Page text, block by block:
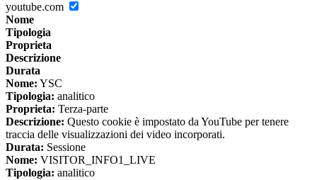
youtube.com
Nome
Tipologia
Proprieta
Descrizione
Durata
Nome: YSC
Tipologia: analitico
Proprieta: Terza-parte
Descrizione: Questo cookie è impostato da YouTube per tenere
traccia delle visualizzazioni dei video incorporati.
Durata: Sessione
Nome: VISITOR_INFO1_LIVE
Tipologia: analitico